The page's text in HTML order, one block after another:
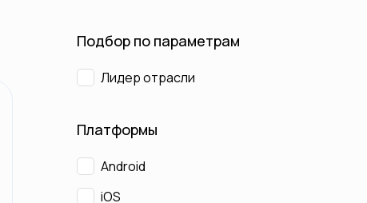
Подбор по параметрам
Лидер отрасли
Платформы
Android
iOS